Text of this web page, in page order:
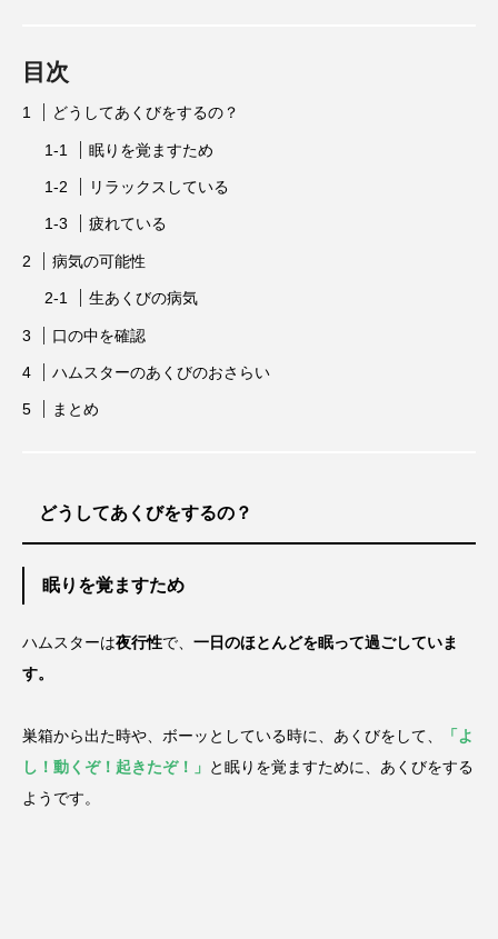
目次
どうしてあくびをするの？
眠りを覚ますため
リラックスしている
疲れている
病気の可能性
生あくびの病気
口の中を確認
ハムスターのあくびのおさらい
まとめ
どうしてあくびをするの？
眠りを覚ますため
ハムスターは夜行性で、 一日のほとんどを眠って過ごしていま
す。
巣箱から出た時や、ボーッとしている時に、あくびをして、
「よ
し！動くぞ！起きたぞ！」 と眠りを覚ますために、あくびをする
ようです。